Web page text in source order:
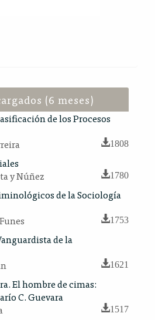
(6 meses)
de los Procesos
1808
y Núñez
1780
de la Sociología
1753
de la
1621
El hombre de cimas:
C. Guevara
1517